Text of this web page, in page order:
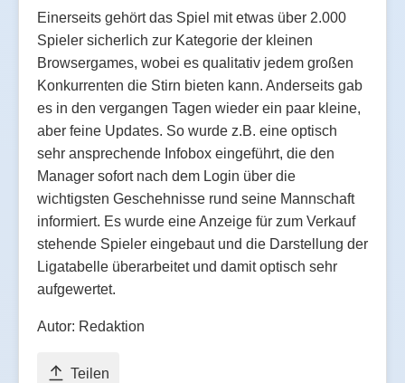
Einerseits gehört das Spiel mit etwas über 2.000
Spieler sicherlich zur Kategorie der kleinen
Browsergames, wobei es qualitativ jedem großen
Konkurrenten die Stirn bieten kann. Anderseits gab
es in den vergangen Tagen wieder ein paar kleine,
aber feine Updates. So wurde z.B. eine optisch
sehr ansprechende Infobox eingeführt, die den
Manager sofort nach dem Login über die
wichtigsten Geschehnisse rund seine Mannschaft
informiert. Es wurde eine Anzeige für zum Verkauf
stehende Spieler eingebaut und die Darstellung der
Ligatabelle überarbeitet und damit optisch sehr
aufgewertet.
Autor: Redaktion
Teilen